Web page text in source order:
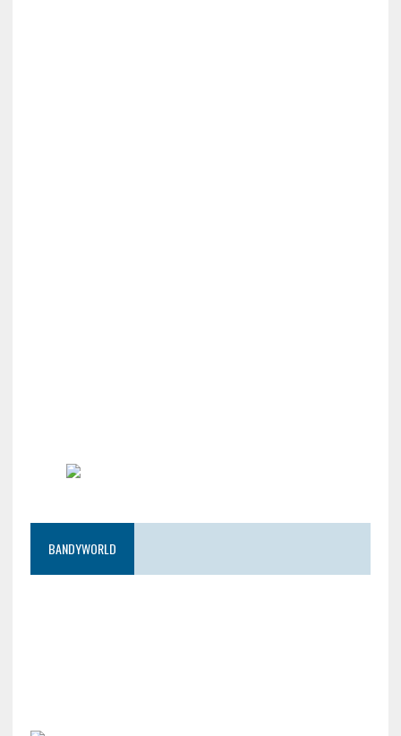
BANDYWORLD